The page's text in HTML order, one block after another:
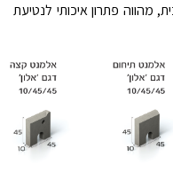
מהווה פתרון איכותי לנטיעת